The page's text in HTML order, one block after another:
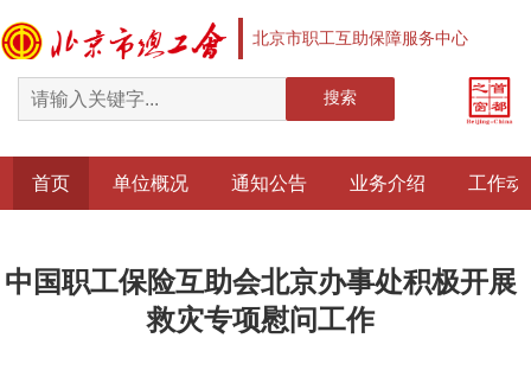
北京市职工互助保障服务中心
搜索
首页 单位概况 通知公告 业务介绍 工作动
中国职工保险互助会北京办事处积极开展
救灾专项慰问工作